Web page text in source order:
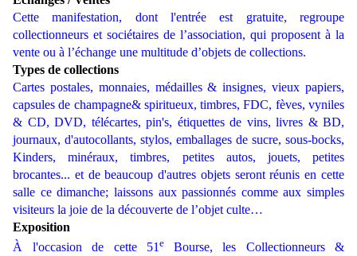
Cette manifestation, dont l'entrée est gratuite, regroupe
collectionneurs et sociétaires de l’association, qui proposent à la
vente ou à l’échange une multitude d’objets de collections.
Types de collections
Cartes postales, monnaies, médailles & insignes, vieux papiers,
capsules de champagne& spiritueux,timbres, FDC, fèves, vyniles
& CD, DVD, télécartes, pin's, étiquettes de vins, livres & BD,
journaux, d'autocollants, stylos, emballages de sucre, sous-bocks,
Kinders, minéraux, timbres, petites autos, jouets, petites
brocantes... et de beaucoup d'autres objets seront réunis en cette
salle ce dimanche; laissons aux passionnés comme aux simples
visiteurs la joie de la découverte de l’objet culte…
Exposition
À l'occasion de cette 51 e Bourse, les Collectionneurs &